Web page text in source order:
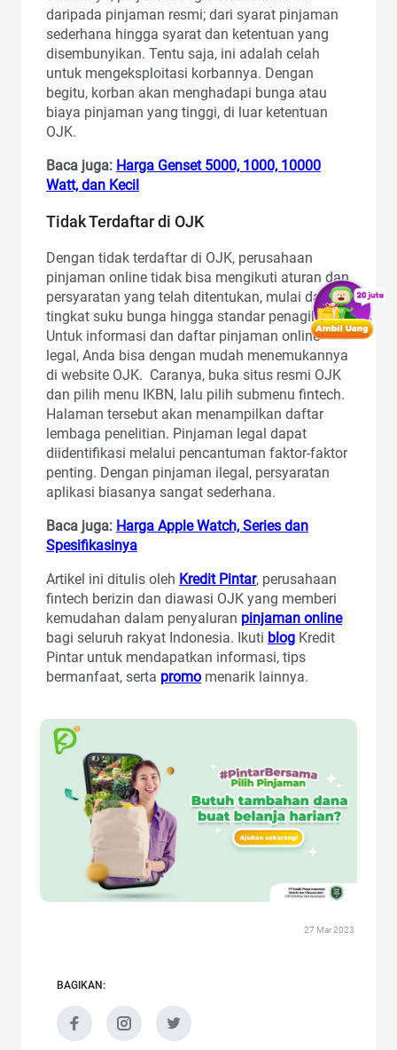
daripada pinjaman resmi; dari syarat pinjaman
sederhana hingga syarat dan ketentuan yang
disembunyikan. Tentu saja, ini adalah celah
untuk mengeksploitasi korbannya. Dengan
begitu, korban akan menghadapi bunga atau
biaya pinjaman yang tinggi, di luar ketentuan
OJK.
Baca juga: Harga Genset 5000, 1000, 10000
Watt, dan Kecil
Tidak Terdaftar di OJK
Dengan tidak terdaftar di OJK, perusahaan
pinjaman online tidak bisa mengikuti aturan dan
persyaratan yang telah ditentukan, mulai dari
tingkat suku bunga hingga standar penagihan.
Untuk informasi dan daftar pinjaman online
legal, Anda bisa dengan mudah menemukannya
di website OJK. Caranya, buka situs resmi OJK
dan pilih menu IKBN, lalu pilih submenu fintech.
Halaman tersebut akan menampilkan daftar
lembaga penelitian. Pinjaman legal dapat
diidentifikasi melalui pencantuman faktor-faktor
penting. Dengan pinjaman ilegal, persyaratan
aplikasi biasanya sangat sederhana.
Baca juga: Harga Apple Watch, Series dan
Spesifikasinya
Artikel ini ditulis oleh Kredit Pintar, perusahaan
fintech berizin dan diawasi OJK yang memberi
kemudahan dalam penyaluran pinjaman online
bagi seluruh rakyat Indonesia. Ikuti blog Kredit
Pintar untuk mendapatkan informasi, tips
bermanfaat, serta promo menarik lainnya.
27 Mar 2023
BAGIKAN: